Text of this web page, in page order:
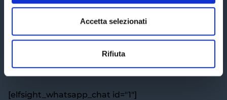
Accetta selezionati
Rifiuta
Ti aiutiamo a districarti all'interno del labirinto fiscale al
fine di ridurre le tasse e proteggere il patrimonio.
[elfsight_whatsapp_chat id="1"]